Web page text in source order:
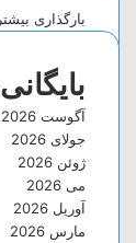
بارگذاری بیشتر
آگوست 2026
جولای 2026
ژوئن 2026
می 2026
آوریل 2026
مارس 2026